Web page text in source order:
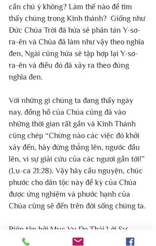
cần chú ý không? Làm thế nào để tìm
thấy chúng trong Kinh thánh?  Giống như
Đức Chúa Trời đã hứa sẽ phân tán Y-sơ-
ra-ên và Chúa đã làm như vậy theo nghĩa
đen, Ngài cũng hứa sẽ tập hợp lại Y-sơ-
ra-ên và điều đó đã xảy ra theo đúng
nghĩa đen.
Với những gì chúng ta đang thấy ngày
nay, đồng hồ của Chúa cũng đã vào
những thời gian rất gần và Kinh Thánh
cũng chép “Chừng nào các việc đó khởi
xảy đến, hãy đứng thẳng lên, ngước đầu
lên, vì sự giải cứu của các ngươi gần tới!”
(Lu-ca 21:28). Vậy hãy cầu nguyện, chúc
phước cho dân tộc này để kỳ của Chúa
được ứng nghiệm và phước hạnh của
Chúa cũng sẽ đến trên đời sống chúng ta.
Biên tập bởi Mục Vụ Do Thái Lời Sự
Sống Việt Nam.